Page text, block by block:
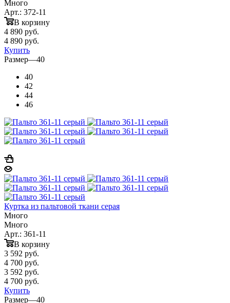
Много
Арт.: 372-11
В корзину
4 890 руб.
4 890 руб.
Купить
Размер—40
40
42
44
46
Куртка из пальтовой ткани серая
Много
Много
Арт.: 361-11
В корзину
3 592 руб.
4 700 руб.
3 592 руб.
4 700 руб.
Купить
Размер—40